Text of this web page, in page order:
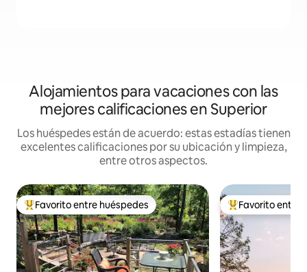
Alojamientos para vacaciones con las
mejores calificaciones en Superior
Los huéspedes están de acuerdo: estas estadías tienen
excelentes calificaciones por su ubicación y limpieza,
entre otros aspectos.
Favorito entre los huéspedes más destacados
Favorito entre huéspedes Favorito entre
Favorito entre